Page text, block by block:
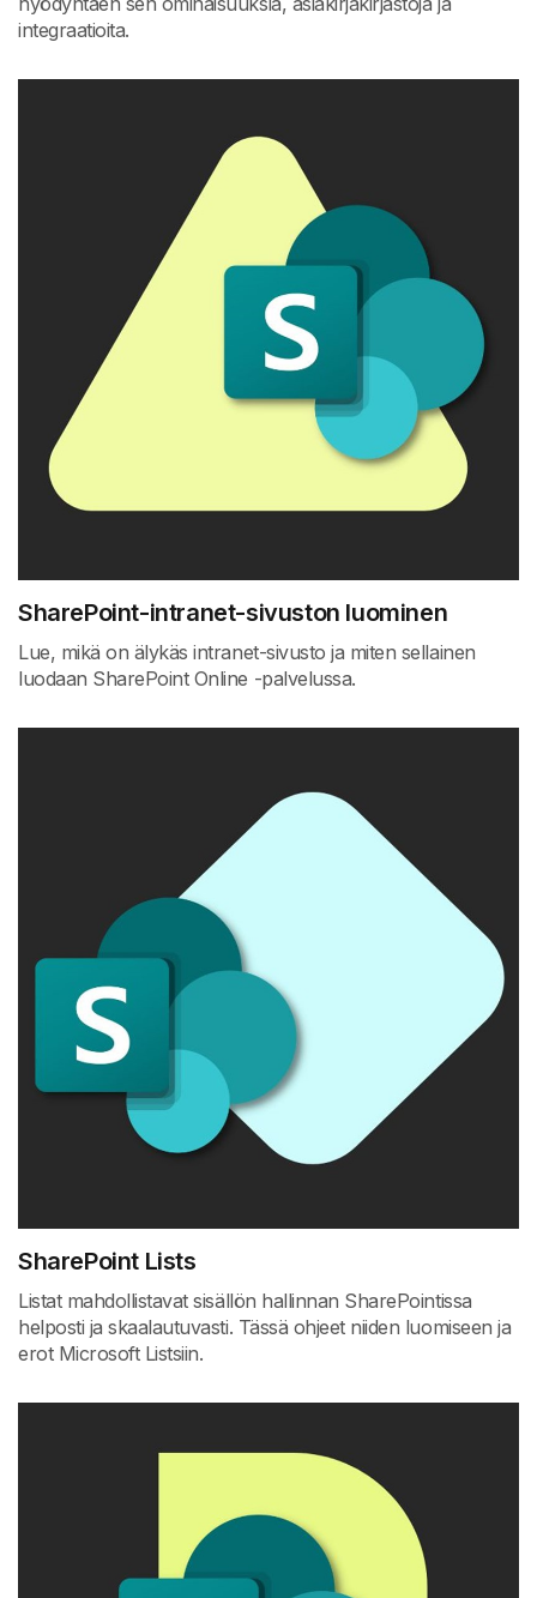
integraatioita.
SharePoint-intranet-sivuston luominen
Lue, mikä on älykäs intranet-sivusto ja miten sellainen
luodaan SharePoint Online -palvelussa.
SharePoint Lists
Listat mahdollistavat sisällön hallinnan SharePointissa
helposti ja skaalautuvasti. Tässä ohjeet niiden luomiseen ja
erot Microsoft Listsiin.